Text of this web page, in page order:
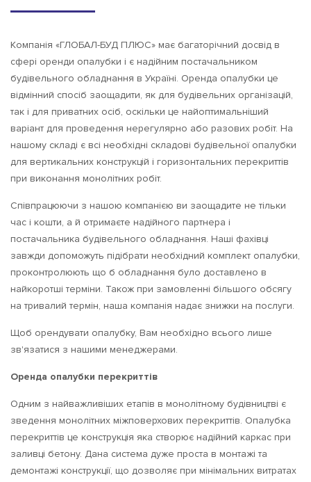
Компанія «ГЛОБАЛ-БУД ПЛЮС» має багаторічний досвід в
сфері оренди опалубки і є надійним постачальником
будівельного обладнання в Україні. Оренда опалубки це
відмінний спосіб заощадити, як для будівельних організацій,
так і для приватних осіб, оскільки це найоптимальніший
варіант для проведення нерегулярно або разових робіт. На
нашому складі є всі необхідні складові будівельної опалубки
для вертикальних конструкцій і горизонтальних перекриттів
при виконання монолітних робіт.
Співпрацюючи з нашою компанією ви заощадите не тільки
час і кошти, а й отримаєте надійного партнера і
постачальника будівельного обладнання. Наші фахівці
завжди допоможуть підібрати необхідний комплект опалубки,
проконтролюють що б обладнання було доставлено в
найкоротші терміни. Також при замовленні більшого обсягу
на тривалий термін, наша компанія надає знижки на послуги.
Щоб орендувати опалубку, Вам необхідно всього лише
зв'язатися з нашими менеджерами.
Оренда опалубки перекриттів
Одним з найважливіших етапів в монолітному будівництві є
зведення монолітних міжповерхових перекриттів. Опалубка
перекриттів це конструкція яка створює надійний каркас при
заливці бетону. Дана система дуже проста в монтажі та
демонтажі конструкції, що дозволяє при мінімальних витратах